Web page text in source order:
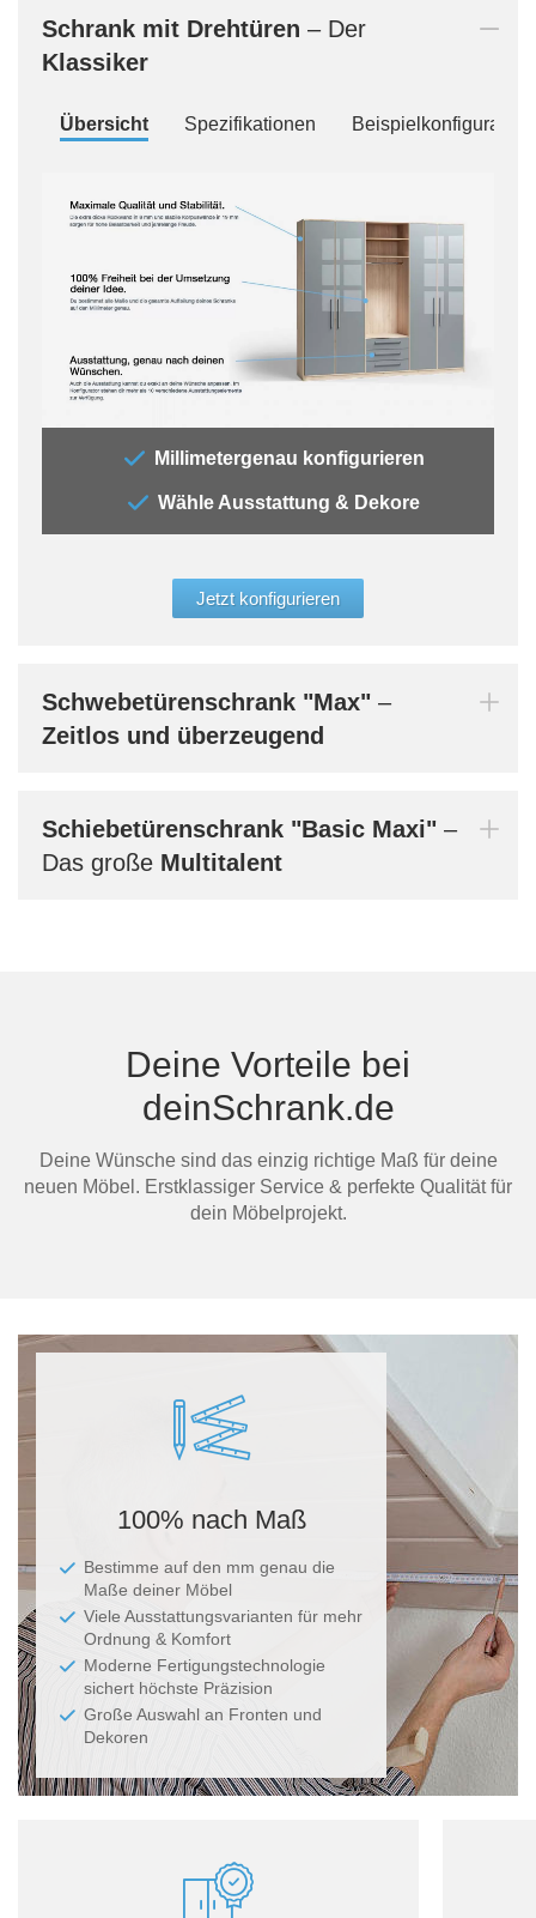
Schrank mit Drehtüren – Der
Klassiker
Übersicht Spezifikationen
Millimetergenau konfigurieren
Wähle Ausstattung & Dekore
Jetzt konfigurieren
Schwebetürenschrank "Max" –
Zeitlos und überzeugend
Schiebetürenschrank "Basic Maxi" –
Das große Multitalent
Deine Vorteile bei
deinSchrank.de
Deine Wünsche sind das einzig richtige Maß für deine
neuen Möbel. Erstklassiger Service & perfekte Qualität für
dein Möbelprojekt.
100% nach Maß
Bestimme auf den mm genau die
Maße deiner Möbel
Viele Ausstattungsvarianten für mehr
Ordnung & Komfort
Moderne Fertigungstechnologie
sichert höchste Präzision
Große Auswahl an Fronten und
Dekoren